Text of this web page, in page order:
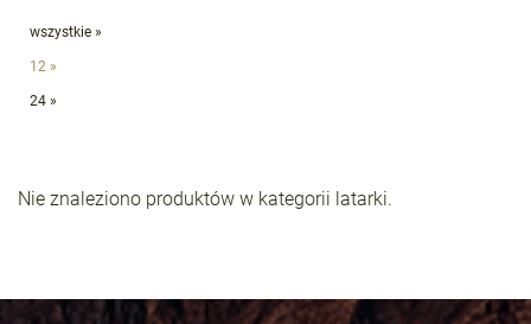
wszystkie »
12 »
24 »
Nie znaleziono produktów w kategorii latarki.